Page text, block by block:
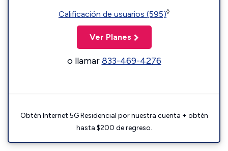
Calificación de usuarios (595)◊
Ver Planes
o llamar833-469-4276
Obtén Internet 5G Residencial por nuestra cuenta + obtén
hasta $200 de regreso.